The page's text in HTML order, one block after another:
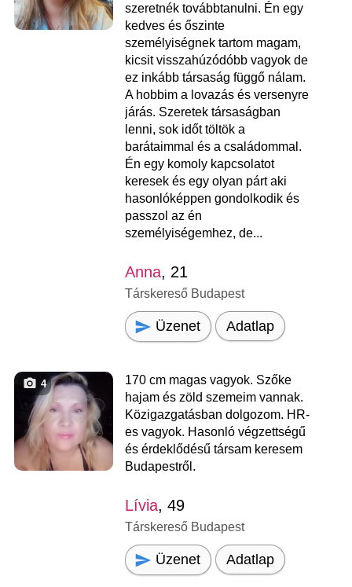
szeretnék továbbtanulni. Én egy
kedves és őszinte
személyiségnek tartom magam,
kicsit visszahúzódóbb vagyok de
ez inkább társaság függő nálam.
A hobbim a lovazás és versenyre
járás. Szeretek társaságban
lenni, sok időt töltök a
barátaimmal és a családommal.
Én egy komoly kapcsolatot
keresek és egy olyan párt aki
hasonlóképpen gondolkodik és
passzol az én
személyiségemhez, de...
Anna, 21
Társkereső Budapest
Üzenet Adatlap
4
170 cm magas vagyok. Szőke
hajam és zöld szemeim vannak.
Közigazgatásban dolgozom. HR-
es vagyok. Hasonló végzettségű
és érdeklődésű társam keresem
Budapestről.
Lívia, 49
Társkereső Budapest
Üzenet Adatlap